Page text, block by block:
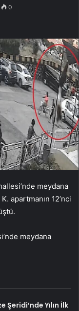
0
meydana
apartmanın 12’nci
meydana
Yılın İlk